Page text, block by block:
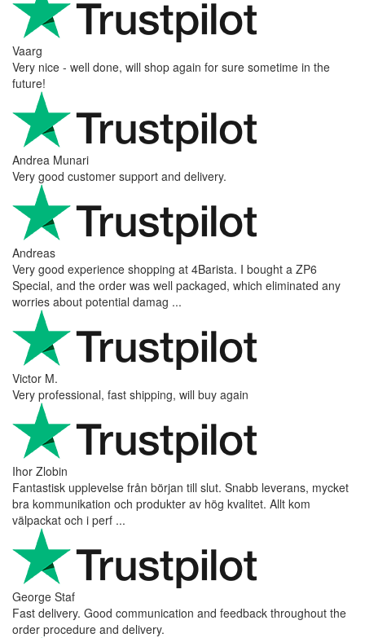
Vaarg
Very nice - well done, will shop again for sure sometime in the
future!
Andrea Munari
Very good customer support and delivery.
Andreas
Very good experience shopping at 4Barista. I bought a ZP6
Special, and the order was well packaged, which eliminated any
worries about potential damag ...
Victor M.
Very professional, fast shipping, will buy again
Ihor Zlobin
Fantastisk upplevelse från början till slut. Snabb leverans, mycket
bra kommunikation och produkter av hög kvalitet. Allt kom
välpackat och i perf ...
George Staf
Fast delivery. Good communication and feedback throughout the
order procedure and delivery.